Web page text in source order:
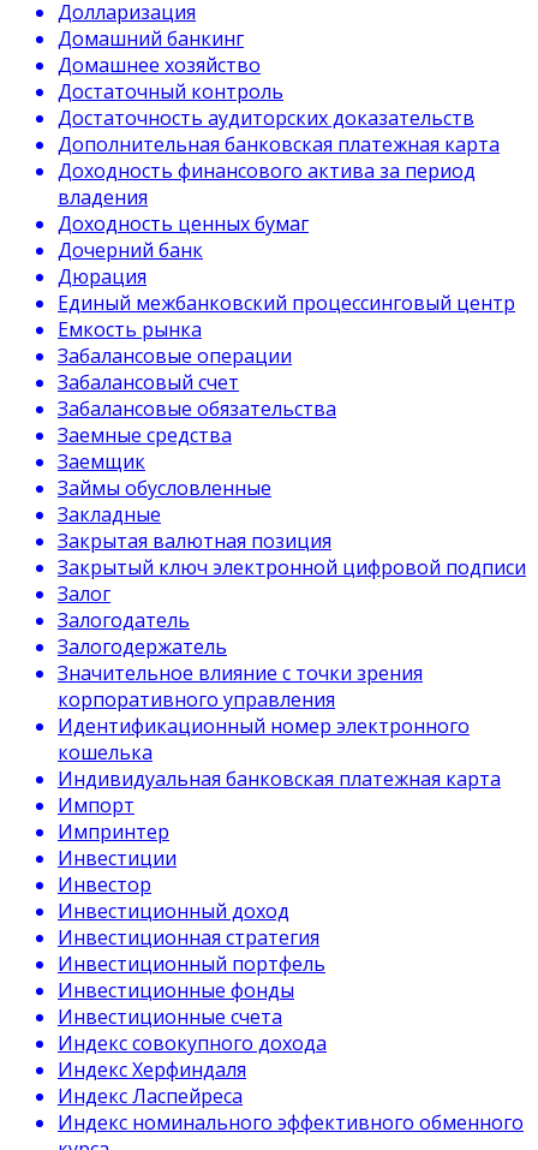
Долларизация
Домашний банкинг
Домашнее хозяйство
Достаточный контроль
Достаточность аудиторских доказательств
Дополнительная банковская платежная карта
Доходность финансового актива за период
владения
Доходность ценных бумаг
Дочерний банк
Дюрация
Единый межбанковский процессинговый центр
Емкость рынка
Забалансовые операции
Забалансовый счет
Забалансовые обязательства
Заемные средства
Заемщик
Займы обусловленные
Закладные
Закрытая валютная позиция
Закрытый ключ электронной цифровой подписи
Залог
Залогодатель
Залогодержатель
Значительное влияние с точки зрения
корпоративного управления
Идентификационный номер электронного
кошелька
Индивидуальная банковская платежная карта
Импорт
Импринтер
Инвестиции
Инвестор
Инвестиционный доход
Инвестиционная стратегия
Инвестиционный портфель
Инвестиционные фонды
Инвестиционные счета
Индекс совокупного дохода
Индекс Херфиндаля
Индекс Ласпейреса
Индекс номинального эффективного обменного